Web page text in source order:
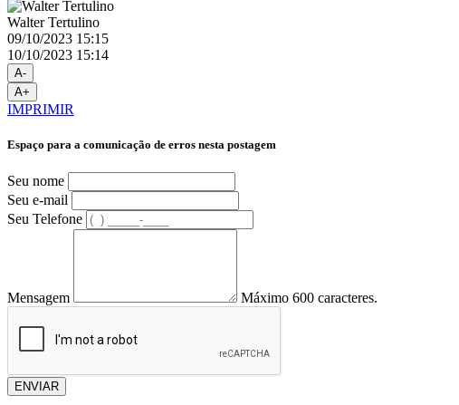
Walter Tertulino
09/10/2023 15:15
10/10/2023 15:14
A-
A+
IMPRIMIR
Espaço para a comunicação de erros nesta postagem
Seu nome
Seu e-mail
Seu Telefone
Mensagem Máximo 600 caracteres.
ENVIAR